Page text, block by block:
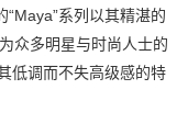
系列以其精湛的
众多明星与时尚人士的
低调而不失高级感的特